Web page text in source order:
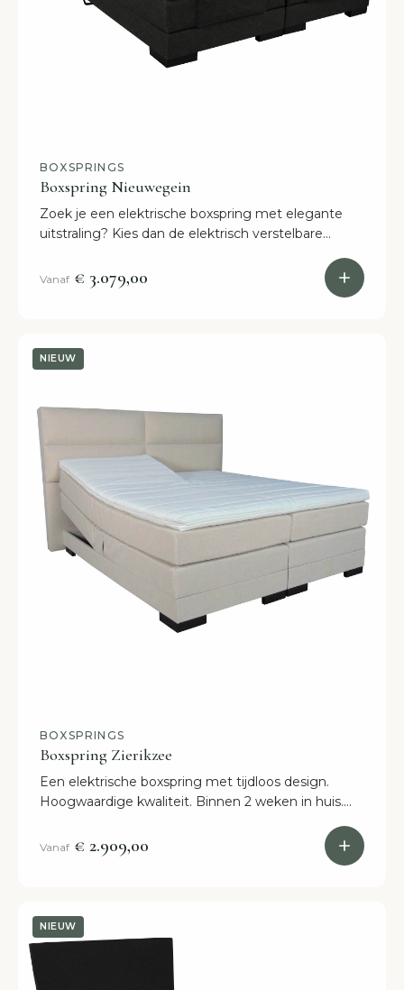
BOXSPRINGS
Boxspring Nieuwegein
Zoek je een elektrische boxspring met elegante
uitstraling? Kies dan de elektrisch verstelbare
jouw wensen.
Vanaf € 3.079,00
NIEUW
BOXSPRINGS
Boxspring Zierikzee
Een elektrische boxspring met tijdloos design.
Hoogwaardige kwaliteit. Binnen 2 weken in huis.
Vanaf € 2.909,00
NIEUW